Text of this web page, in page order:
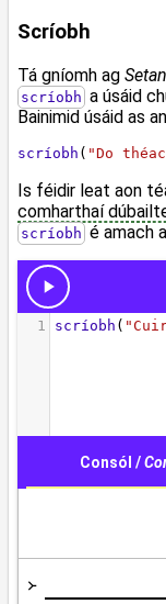
Scríobh
Tá gníomh ag
scríobh a úsáid
Bainimid úsáid as
scríobh ( "Do
Is féidir leat aon
comharthaí
scríobh é amach